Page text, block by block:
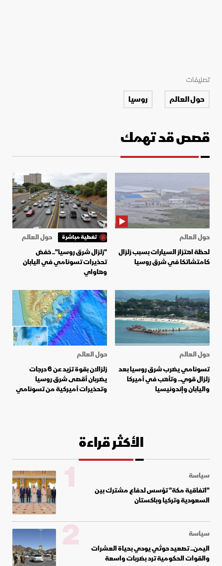
تصنيفات
حول العالم روسيا
قصص قد تهمك
حول العالم
لحظة اهتزاز السيارات بسبب زلزال
كامتشاتكا في شرق روسيا
تغطية مباشرة
حول العالم
"زلزال شرق روسيا".. خفض
تحذيرات تسونامي في اليابان
وهاواي
حول العالم
تسونامي يضرب شرق روسيا بعد
زلزال قوي.. وتأهب في أميركا
واليابان وإندونيسيا
حول العالم
زلزالان بقوة تزيد عن 6 درجات
يضربان أقصى شرق روسيا
وتحذيرات أميركية من تسونامي
الأكثر قراءة
سياسة
"اتفاقية مكة" تؤسس لدفاع مشترك بين
السعودية وتركيا وباكستان
1
سياسة
اليمن.. تصعيد حوثي يودي بحياة العشرات
والقوات الحكومية ترد بضربات واسعة
2